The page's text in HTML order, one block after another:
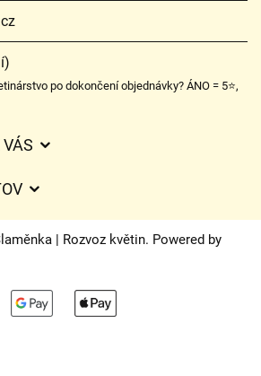
po dokončení objednávky? ÁNO = 5⭐,
– prehľad možností
| Rozvoz květin. Powered by